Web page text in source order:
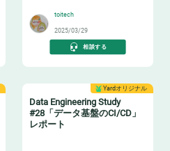
toitech
2025/03/29
相談する
Yardオリジナル
Data Engineering Study
#28「データ基盤のCI/CD」
レポート